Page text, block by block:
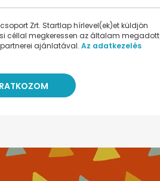
Zrt. Startlap hírlevel(ek)et küldjön
céllal megkeressen az általam megadott
ajánlatával. Az adatkezelés